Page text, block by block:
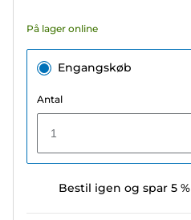
anmeldelser
På lager online
Engangskøb
Antal
1
Bestil igen og spar 5 %